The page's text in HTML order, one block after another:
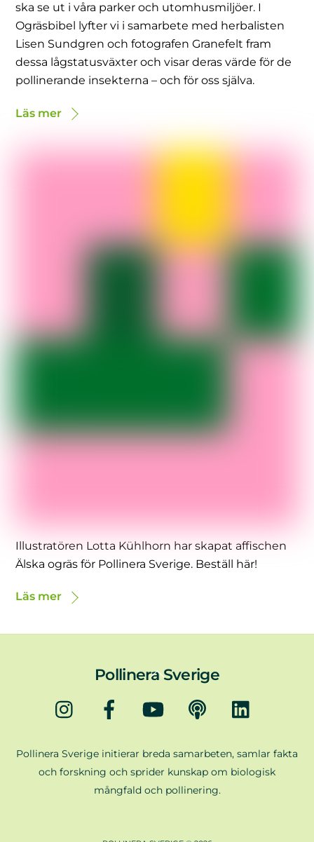
ska se ut i våra parker och utomhusmiljöer. I
Ogräsbibel lyfter vi i samarbete med herbalisten
Lisen Sundgren och fotografen Granefelt fram
dessa lågstatusväxter och visar deras värde för de
pollinerande insekterna – och för oss själva.
Läs mer
Illustratören Lotta Kühlhorn har skapat affischen
Älska ogräs för Pollinera Sverige. Beställ här!
Läs mer
Back
Top
Pollinera Sverige
Instagram Facebook YouTube Podd
Pollinera Sverige initierar breda samarbeten, samlar fakta
och forskning och sprider kunskap om biologisk
mångfald och pollinering.